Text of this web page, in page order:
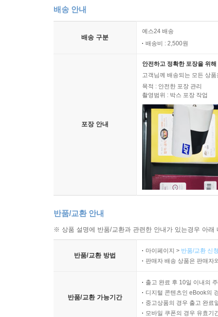
배송 안내
배송 구분
예스24 배송
배송비 : 2,500원
포장 안내
안전하고 정확한 포장을 위
고객님께 배송되는 모든 상
목적 : 안전한 포장 관리
촬영범위 : 박스 포장 작업
반품/교환 안내
※ 상품 설명에 반품/교환과 관련한 안내가 있는경우 아
반품/교환 방법
마이페이지 > 반품/교환 신
판매자 배송 상품은 판매자
반품/교환 가능기간
출고 완료 후 10일 이내의
디지털 콘텐츠인 eBook의
중고상품의 경우 출고 완료
모바일 쿠폰의 경우 유효기